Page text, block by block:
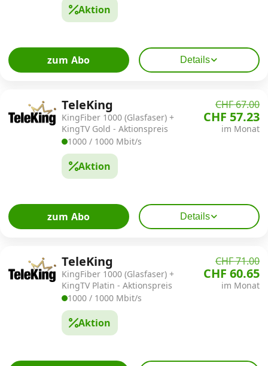
Aktion
zum Abo Details
TeleKing
KingFiber 1000 (Glasfaser) +
KingTV Gold - Aktionspreis
1000 / 1000 Mbit/s
Aktion
CHF 67.00
CHF 57.23
im Monat
zum Abo Details
TeleKing
KingFiber 1000 (Glasfaser) +
KingTV Platin - Aktionspreis
1000 / 1000 Mbit/s
Aktion
CHF 71.00
CHF 60.65
im Monat